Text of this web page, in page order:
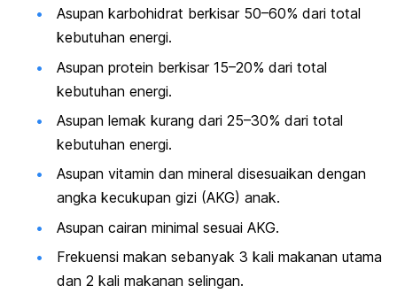
Asupan karbohidrat berkisar 50–60% dari total
kebutuhan energi.
Asupan protein berkisar 15–20% dari total
kebutuhan energi.
Asupan lemak kurang dari 25–30% dari total
kebutuhan energi.
Asupan vitamin dan mineral disesuaikan dengan
angka kecukupan gizi (AKG) anak.
Asupan cairan minimal sesuai AKG.
Frekuensi makan sebanyak 3 kali makanan utama
dan 2 kali makanan selingan.